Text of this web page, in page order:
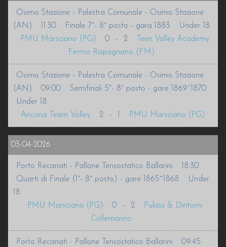
INFO
VOLLEURHOPE
ACCEDI
Osimo Stazione - Palestra Comunale - Osimo Stazione
(AN)
11:30 Finale 7°- 8° posto - gara 1883
Under 18
PMU Marsciano (PG)
0 - 2
Teen Volley Academy
Fermo Rapagnano (FM)
Osimo Stazione - Palestra Comunale - Osimo Stazione
(AN)
09:00
Semifinali 5°- 8° posto - gare 1869~1870
Under 18
Ancona Team Volley
2 - PMU Marsciano (PG)
03-04-2026
Porto Recanati - Pallone Tensostatico Ballarini
18:30
Quarti di Finale (1°- 8° posto) - gare 1865~1868
Under
18
PMU Marsciano (PG)
0 - 2
Pulizia & Dintorni
Collemarino
Porto Recanati - Pallone Tensostatico Ballarini
09:45